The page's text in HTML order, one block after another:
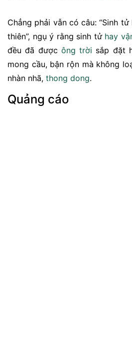
Chẳng phải vẫn có câu: “Sinh tử
thiên”, ngụ ý rằng sinh tử hay
đều đã được ông trời sắp đặt
mong cầu, bận rộn mà không
nhàn nhã, thong dong.
Quảng cáo